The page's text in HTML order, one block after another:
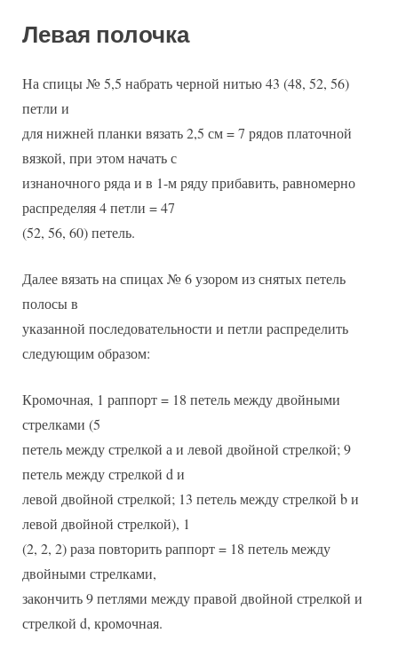
Левая полочка
На спицы № 5,5 набрать черной нитью 43 (48, 52, 56)
петли и
для нижней планки вязать 2,5 см = 7 рядов платочной
вязкой, при этом начать с
изнаночного ряда и в 1-м ряду прибавить, равномерно
распределяя 4 петли = 47
(52, 56, 60) петель.
Далее вязать на спицах № 6 узором из снятых петель
полосы в
указанной последовательности и петли распределить
следующим образом:
Кромочная, 1 раппорт = 18 петель между двойными
стрелками (5
петель между стрелкой а и левой двойной стрелкой; 9
петель между стрелкой d и
левой двойной стрелкой; 13 петель между стрелкой b и
левой двойной стрелкой), 1
(2, 2, 2) раза повторить раппорт = 18 петель между
двойными стрелками,
закончить 9 петлями между правой двойной стрелкой и
стрелкой d, кромочная.